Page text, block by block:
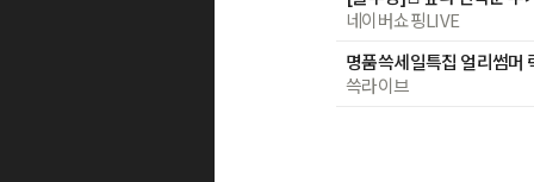
네이버쇼핑LIVE
쓱라이브